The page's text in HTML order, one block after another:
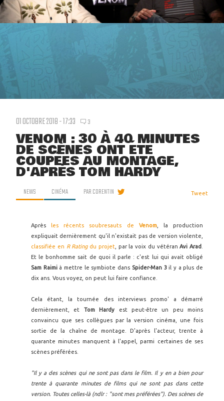
01 OCTOBRE 2018 - 17:33 3
VENOM : 30 À 40 MINUTES
DE SCÈNES ONT ÉTÉ
COUPÉES AU MONTAGE,
D'APRÈS TOM HARDY
NEWS CINÉMA PARCORENTIN Tweet
Après les récents soubresauts de Venom, la production
expliquait dernièrement qu'il n'existait pas de version violente,
classifiée en R Ratingdu projet, par la voix du vétéranAvi Arad
Et le bonhomme sait de quoi il parle : c'est lui qui avait obligé
Sam Raimià mettre le symbiote dans Spider-Man 3il y a plus de
dix ans. Vous voyez, on peut lui faire confiance.
Cela étant, la tournée des interviews promo' a démarré
dernièrement, et Tom Hardy est peut-être un peu moins
convaincu que ses collègues par la version cinéma, une fois
sortie de la chaîne de montage. D'après l'acteur, trente à
quarante minutes manquent à l'appel, parmi certaines de ses
scènes préférées.
"Il y a des scènes qui ne sont pas dans le film. Il y en a bien pour
trente à quarante minutes de films qui ne sont pas dans cette
version. Toutes celles-là (ndlr : "sont mes préférées"). Des scènes de